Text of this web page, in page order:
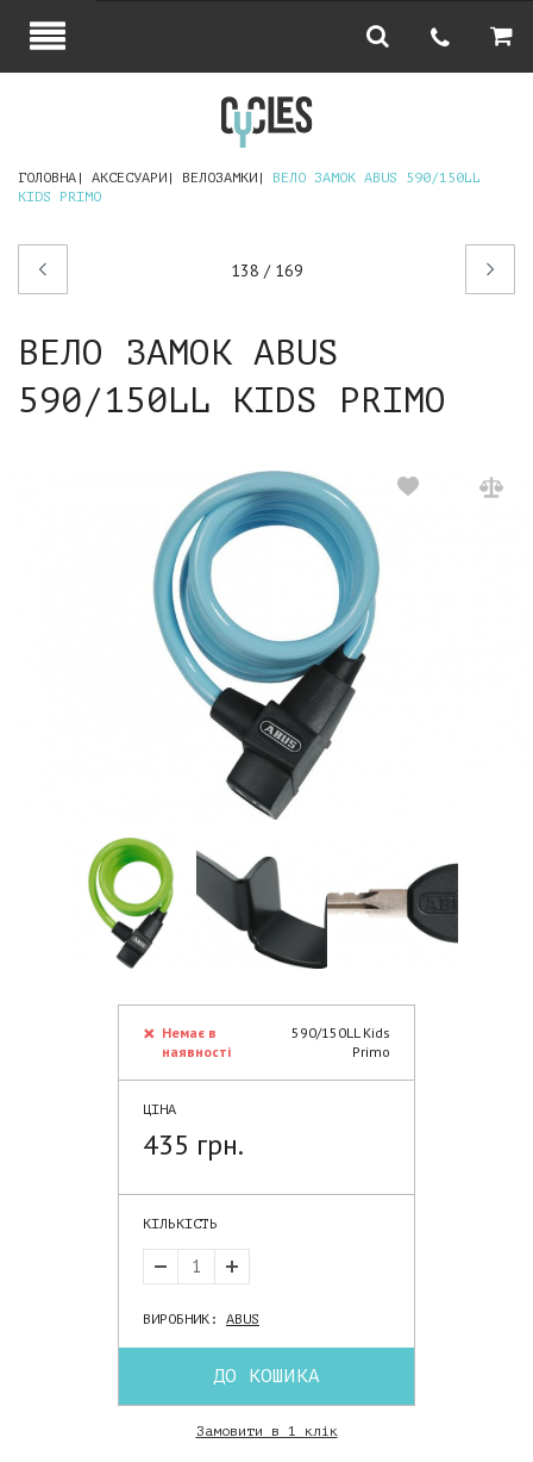
ГОЛОВНА АКСЕСУАРИ ВЕЛОЗАМКИ
ВЕЛО ЗАМОК ABUS 590/150LL
KIDS PRIMO
138 / 169
Наступний
ВЕЛО ЗАМОК ABUS
590/150LL KIDS PRIMO
Немає в
наявності
590/150LL Kids
Primo
ЦІНА
435 грн.
КІЛЬКІСТЬ
ВИРОБНИК: ABUS
ДО КОШИКА
Замовити в 1 клік